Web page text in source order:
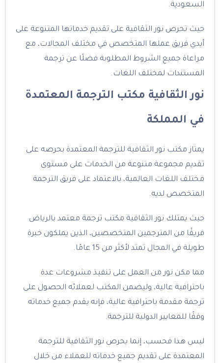
السعودية.
حيث تحرص نور الثقافية على تقديم خدماتها المتنوعة على
أيدي فريق عملها المتخصص في مختلف المجالات، مع
مراعاة جميع الشروط المطلوبة فضلًا عن ترجمة
المستندات لمختلف اللغات.
نور الثقافية مكتب الترجمة المعتمدة
في المملكة
يمتاز مكتب نور الثقافية للترجمة المعتمدة بحرصه على
تقديم مجموعة متنوعة من الخدمات على مستوى
مختلف اللغات العالمية، بالاعتماد على فريق الترجمة
المتخصص لديه.
حيث يمتلك نور الثقافية مكتب ترجمة معتمد بالرياض
فريقًا من المترجمين المتخصصين، الذين يملكون خبرة
طويلة في المجال تمتد لأكثر من 15 عامًا.
مما مكن نور من العمل على تنفيذ مشروعات عدة
باحترافية عالية، وليضمن المكتب لعملائه الحصول على
ترجمة مقدمة باحترافية عالية، فإنه يقدم جميع خدماته
وفقًا للمعايير الدولية للترجمة.
ليس هذا فحسب، إنما يحرص نور الثقافية للترجمة
المعتمدة على تقديم جميع خدماته للعملاء من خلال